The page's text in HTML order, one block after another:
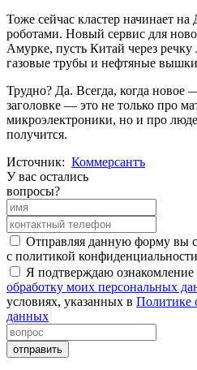
Тоже сейчас кластер начинает
роботами. Новый сервис для
Амурке, пусть Китай через
газовые трубы и нефтяные
Трудно? Да. Всегда, когда
заголовке — это не только про
микроэлектроники, но и про
получится.
Источник: Коммерсантъ
У вас остались
вопросы?
Отправляя данную форму вы
с политикой
Я подтверждаю
обработку моих персональных
условиях, указанных в Политике
данных
отправить